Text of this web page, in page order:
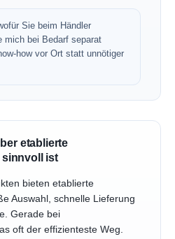
Sie beim Händler
mich bei Bedarf separat
how vor Ort statt unnötiger
etablierte
sinnvoll ist
bieten etablierte
Auswahl, schnelle Lieferung
Gerade bei
oft der effizienteste Weg.